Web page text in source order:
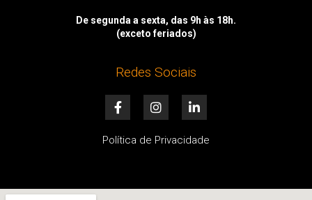
De segunda a sexta, das 9h às 18h.
(exceto feriados)
Redes Sociais
F
a
e
k
I
n
t
a
i
k
n
Política de Privacidade